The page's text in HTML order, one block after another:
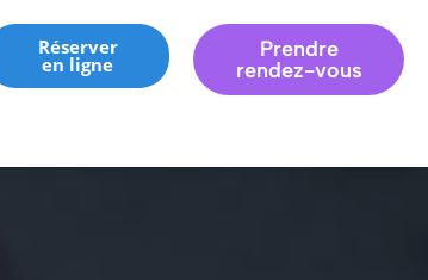
Réserver
en ligne
Prendre
rendez-vous